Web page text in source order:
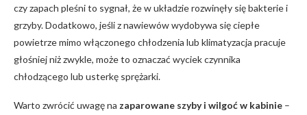
czy zapach pleśni to sygnał, że w układzie rozwinęły‌ się bakterie i
grzyby. Dodatkowo, ‌jeśli z nawiewów wydobywa się ‌ciepłe
powietrze mimo włączonego chłodzenia lub klimatyzacja pracuje
głośniej niż zwykle, może to​ oznaczać wyciek‌ czynnika​
chłodzącego lub usterkę sprężarki.
Warto zwrócić uwagę na zaparowane szyby i‍ wilgoć w kabinie –